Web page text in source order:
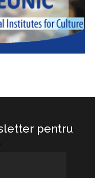
pentru